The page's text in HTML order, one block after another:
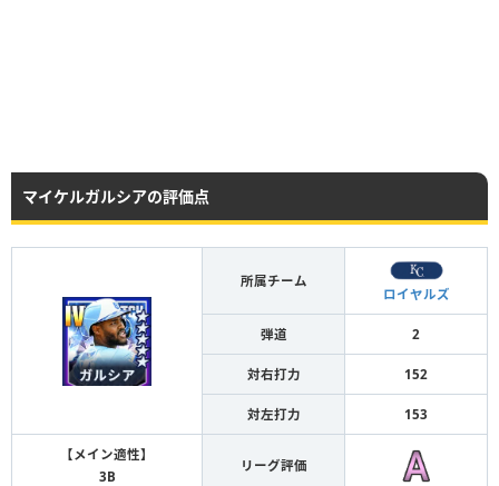
マイケルガルシアの評価点
所属チーム
ロイヤルズ
弾道 2
対右打力 152
対左打力 153
【メイン適性】
3B
リーグ評価